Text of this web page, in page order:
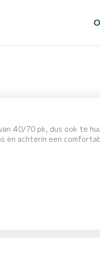
40/70 pk, dus ook te